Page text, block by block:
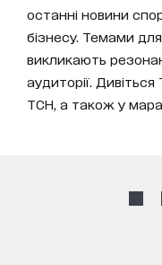
останні новини
бізнесу. Темами
викликають
аудиторії.
ТСН, а також у